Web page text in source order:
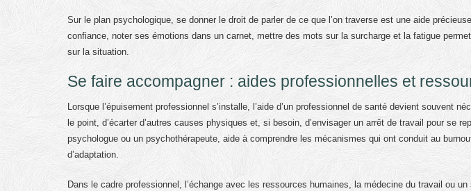
Sur le plan psychologique, se donner le droit de parler de ce que l’on traverse est une aide
confiance, noter ses émotions dans un carnet, mettre des mots sur la surcharge et la fatigue
sur la situation.
Se faire accompagner : aides professionnelles et
Lorsque l’épuisement professionnel s’installe, l’aide d’un professionnel de santé devient souvent
le point, d’écarter d’autres causes physiques et, si besoin, d’envisager un arrêt de travail pour se
psychologue ou un psychothérapeute, aide à comprendre les mécanismes qui ont conduit au
d’adaptation.
Dans le cadre professionnel, l’échange avec les ressources humaines, la médecine du travail ou